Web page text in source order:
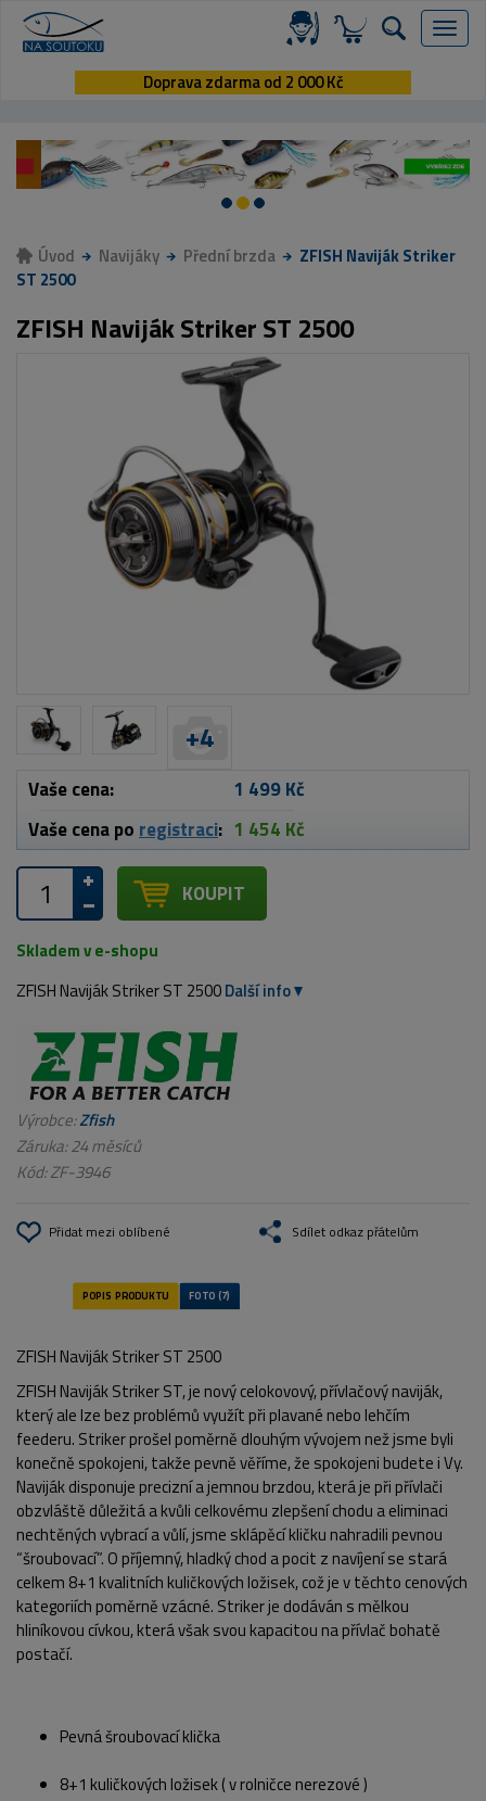
Menu
Doprava zdarma od 2 000 Kč
Úvod Navijáky Přední brzda
ZFISH Naviják Striker
ST 2500
ZFISH Naviják Striker ST 2500
+4
Vaše cena:
1 499 Kč
Vaše cena po registraci: 1 454 Kč
KOUPIT
Skladem v e-shopu
ZFISH Naviják Striker ST 2500Další info
Výrobce:Zfish
Záruka: 24 měsíců
Kód:ZF-3946
Přidat mezi oblíbené Sdílet odkaz přátelům
POPIS PRODUKTU
ZFISH Naviják Striker ST 2500
ZFISH Naviják Striker ST, je nový celokovový, přívlačový naviják,
který ale lze bez problémů využít při plavané nebo lehčím
feederu. Striker prošel poměrně dlouhým vývojem než jsme byli
konečně spokojeni, takže pevně věříme, že spokojeni budete i Vy.
Naviják disponuje precizní a jemnou brzdou, která je při přívlači
obzvláště důležitá a kvůli celkovému zlepšení chodu a eliminaci
nechtěných vybrací a vůlí, jsme sklápěcí kličku nahradili pevnou
“šroubovací”. O příjemný, hladký chod a pocit z navíjení se stará
celkem 8+1 kvalitních kuličkových ložisek, což je v těchto cenových
kategoriích poměrně vzácné. Striker je dodáván s mělkou
hliníkovou cívkou, která však svou kapacitou na přívlač bohatě
postačí.
Pevná šroubovací klička
8+1 kuličkových ložisek ( v rolničce nerezové )